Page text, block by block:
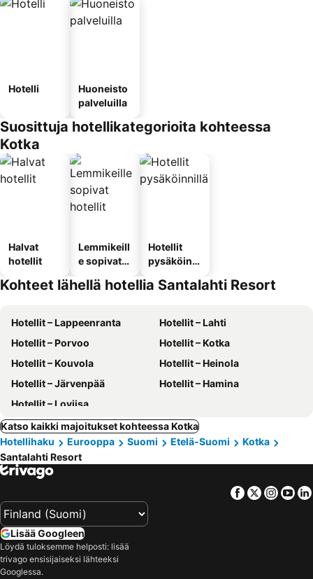
Hotelli
Huoneisto
palveluilla
Suosittuja hotellikategorioita kohteessa
Kotka
Halvat
hotellit
Lemmikeill
e sopivat
Hotellit
pysäköinni
Kohteet lähellä hotellia Santalahti Resort
Hotellit – Lappeenranta
Hotellit – Lahti
Hotellit – Porvoo
Hotellit – Kotka
Hotellit – Kouvola
Hotellit – Heinola
Hotellit – Järvenpää
Hotellit – Hamina
Hotellit – Loviisa
Katso kaikki majoitukset kohteessa Kotka
Hotellihaku
Eurooppa Suomi Etelä-Suomi
Kotka
Santalahti Resort
Facebook
Twitter
Lisää Googleen
Löydä tuloksemme helposti: lisää
trivago ensisijaiseksi lähteeksi
Googlessa.